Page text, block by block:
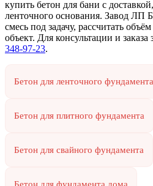
купить бетон для бани с
ленточного основания. Завод ЛП
смесь под задачу, рассчитать
объект. Для консультации и заказа
348-97-23.
Бетон для ленточного фундамента
Бетон для плитного фундамента
Бетон для свайного фундамента